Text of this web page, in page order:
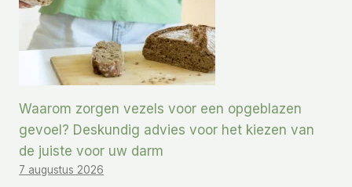
Waarom zorgen vezels voor een opgeblazen
gevoel? Deskundig advies voor het kiezen van
de juiste voor uw darm
7 augustus 2026